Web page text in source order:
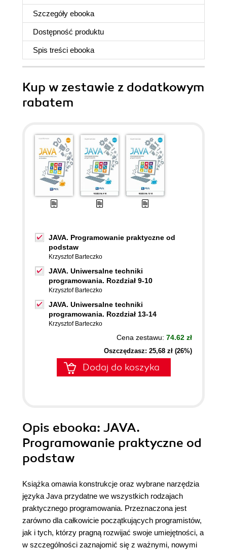
Szczegóły ebooka
Dostępność produktu
Spis treści ebooka
Kup w zestawie z dodatkowym
rabatem
JAVA. Programowanie praktyczne od
podstaw
Krzysztof Barteczko
JAVA. Uniwersalne techniki
programowania. Rozdział 9-10
Krzysztof Barteczko
JAVA. Uniwersalne techniki
programowania. Rozdział 13-14
Krzysztof Barteczko
Cena zestawu: 74.62 zł
Oszczędzasz: 25,68 zł (26%)
Dodaj do koszyka
Opis ebooka: JAVA.
Programowanie praktyczne od
podstaw
Książka omawia konstrukcje oraz wybrane narzędzia
języka Java przydatne we wszystkich rodzajach
praktycznego programowania. Przeznaczona jest
zarówno dla całkowicie początkujących programistów,
jak i tych, którzy pragną rozwijać swoje umiejętności, a
w szczególności zaznajomić się z ważnymi, nowymi